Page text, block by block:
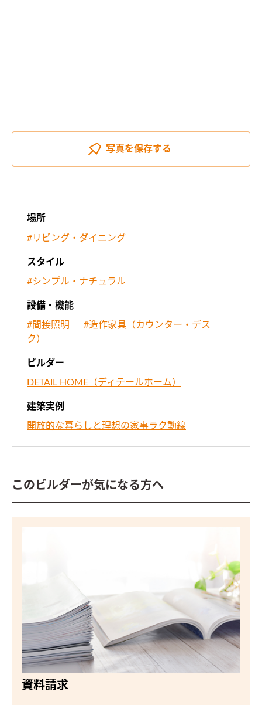
写真を保存する
場所
#リビング・ダイニング
スタイル
#シンプル・ナチュラル
設備・機能
#間接照明
#造作家具（カウンター・デス
ク）
ビルダー
DETAIL HOME（ディテールホーム）
建築実例
開放的な暮らしと理想の家事ラク動線
このビルダーが気になる方へ
資料請求